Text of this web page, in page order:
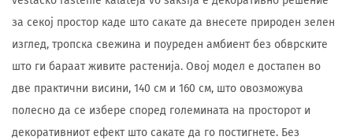
за секој простор каде што сакате да внесете природен зелен
изглед, тропска свежина и поуреден амбиент без обврските
што ги бараат живите растенија. Овој модел е достапен во
две практични висини, 140 см и 160 см, што овозможува
полесно да се избере според големината на просторот и
декоративниот ефект што сакате да го постигнете. Без